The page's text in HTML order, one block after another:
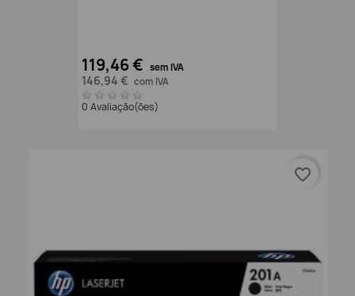
119,46 € sem IVA
146,94 € com IVA
0 Avaliação(ões)
favorite_border